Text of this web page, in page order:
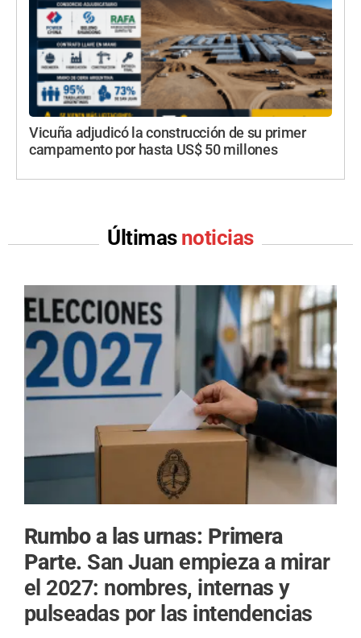
Vicuña adjudicó la construcción de su primer
campamento por hasta US$ 50 millones
Últimas noticias
Rumbo a las urnas: Primera
Parte. San Juan empieza a mirar
el 2027: nombres, internas y
pulseadas por las intendencias